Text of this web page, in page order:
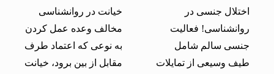
اختلال جنسی در
روانشناسی! فعالیت
جنسی سالم شامل
طیف وسیعی از تمایلات
خیانت در روانشناسی
مخالف وعده عمل کردن
به نوعی که اعتماد طرف
مقابل از بین برود، خیانت